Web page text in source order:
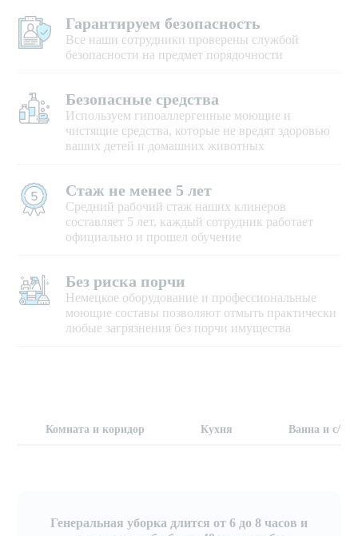
Гарантируем безопасность
Все наши сотрудники проверены службой
безопасности на предмет порядочности
Безопасные средства
Используем гипоаллергенные моющие и
чистящие средства, которые не вредят здоровью
ваших детей и домашних животных
Стаж не менее 5 лет
Средний рабочий стаж наших клинеров
составляет 5 лет, каждый сотрудник работает
официально и прошел обучение
Без риска порчи
Немецкое оборудование и профессиональные
моющие составы позволяют отмыть практически
любые загрязнения без порчи имущества
Комната и коридор Кухня Ванна и с/у
Генеральная уборка длится от 6 до 8 часов и